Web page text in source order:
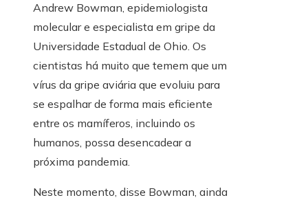
Andrew Bowman, epidemiologista
molecular e especialista em gripe da
Universidade Estadual de Ohio. Os
cientistas há muito que temem que um
vírus da gripe aviária que evoluiu para
se espalhar de forma mais eficiente
entre os mamíferos, incluindo os
humanos, possa desencadear a
próxima pandemia.
Neste momento, disse Bowman, ainda